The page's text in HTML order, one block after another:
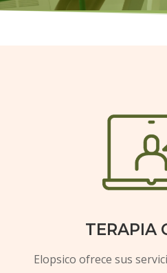
TERAPIA
Elopsico ofrece sus